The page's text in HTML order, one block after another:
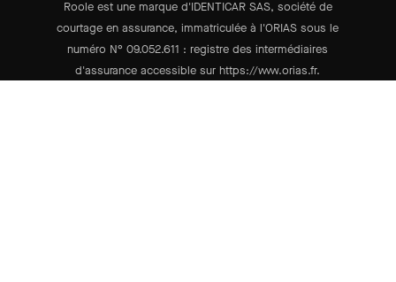
Roole est une marque d'IDENTICAR SAS, société de
courtage en assurance, immatriculée à l'ORIAS sous le
numéro N° 09.052.611 : registre des intermédiaires
d'assurance accessible sur https://www.orias.fr.